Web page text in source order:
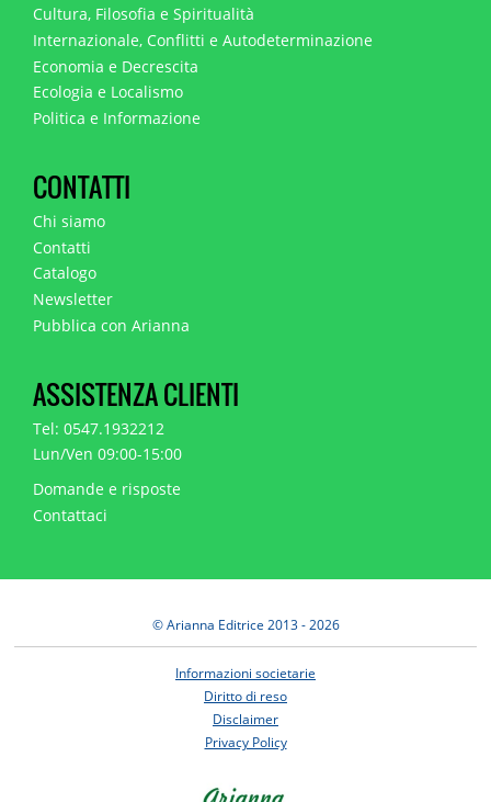
Cultura, Filosofia e Spiritualità
Internazionale, Conflitti e Autodeterminazione
Economia e Decrescita
Ecologia e Localismo
Politica e Informazione
CONTATTI
Chi siamo
Contatti
Catalogo
Newsletter
Pubblica con Arianna
ASSISTENZA CLIENTI
Tel: 0547.1932212
Lun/Ven 09:00-15:00
Domande e risposte
Contattaci
© Arianna Editrice 2013 - 2026
Informazioni societarie
Diritto di reso
Disclaimer
Privacy Policy